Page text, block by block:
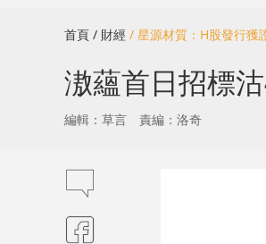
首頁 / 財經 / 星源材質：H股發行獲
滶蘊首日招標
編輯：草言 責編：洛奇